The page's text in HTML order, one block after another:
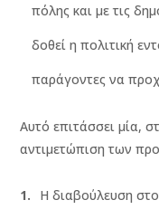
πόλης και με τις
δοθεί η πολιτική
παράγοντες να
Αυτό επιτάσσει μία,
αντιμετώπιση των
Η διαβούλευση